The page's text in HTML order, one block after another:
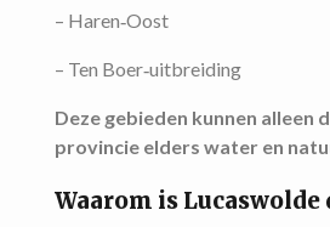
– Haren‑Oost
– Ten Boer‑uitbreiding
Deze gebieden kunnen alleen
provincie elders water en
Waarom is Lucaswolde